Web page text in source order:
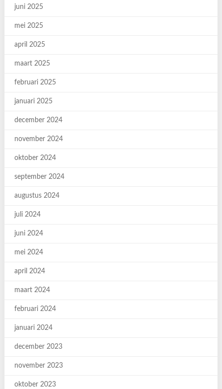
juni 2025
mei 2025
april 2025
maart 2025
februari 2025
januari 2025
december 2024
november 2024
oktober 2024
september 2024
augustus 2024
juli 2024
juni 2024
mei 2024
april 2024
maart 2024
februari 2024
januari 2024
december 2023
november 2023
oktober 2023